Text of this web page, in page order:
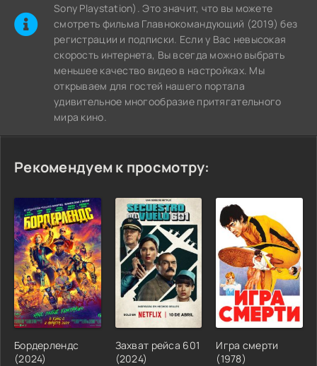
Sony Playstation). Это значит, что вы можете
cмотреть фильма Главнокомандующий (2019) без
регистрации и подписки. Если у Вас невысокая
скорость интернета, Вы всегда можно выбрать
меньшее качество видео в настройках. Мы
открываем для гостей нашего портала
удивительное многообразие притягательного
мира кино.
Рекомендуем к просмотру:
Бордерлендс
(2024)
Захват рейса 601
(2024)
Игра смерти
(1978)